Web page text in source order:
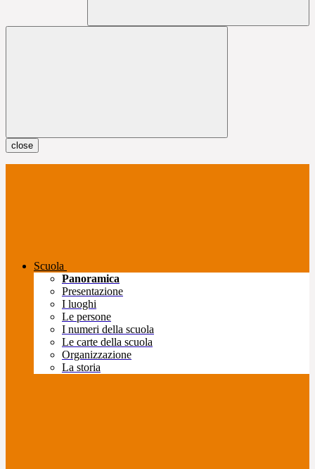
close
Scuola
Panoramica
Presentazione
I luoghi
Le persone
I numeri della scuola
Le carte della scuola
Organizzazione
La storia